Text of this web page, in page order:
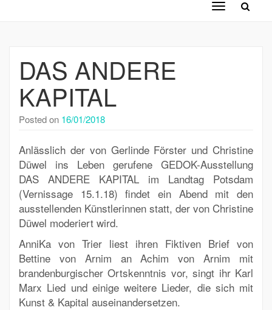
Toggle
DAS ANDERE
KAPITAL
Posted on 16/01/2018
Anlässlich der von Gerlinde Förster und Christine
Düwel ins Leben gerufene GEDOK-Ausstellung
DAS ANDERE KAPITAL im Landtag Potsdam
(Vernissage 15.1.18) findet ein Abend mit den
ausstellenden Künstlerinnen statt, der von Christine
Düwel moderiert wird.
AnniKa von Trier liest ihren Fiktiven Brief von
Bettine von Arnim an Achim von Arnim mit
brandenburgischer Ortskenntnis vor, singt ihr Karl
Marx Lied und einige weitere Lieder, die sich mit
Kunst & Kapital auseinandersetzen.